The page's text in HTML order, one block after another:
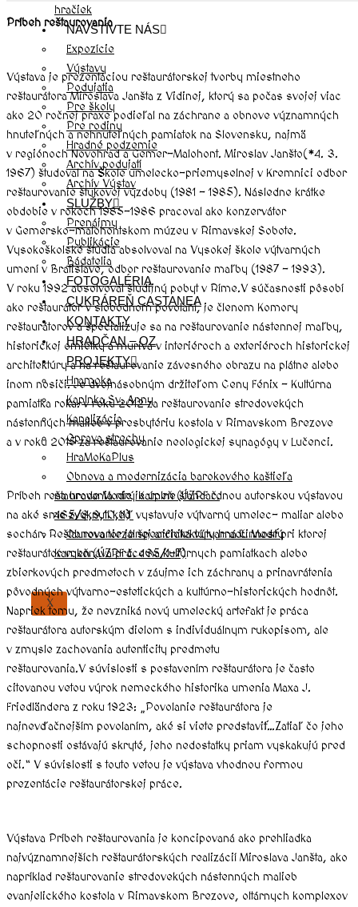
hračiek
NAVŠTÍVTE NÁS
Expozície
Výstavy
Podujatia
Pre školy
Pre rodiny
Hradné podzemie
Archív podujatí
Archív Výstav
SLUŽBY
Prenájmy
Publikácie
Bádatelia
FOTOGALÉRIA
CUKRÁREŇ CASTANEA
KONTAKTY
HRADČAN – OZ
PROJEKTY
Hramoka
Kaplnka Sv. Anny
Kanalizácia
Oprava strechy
HraMoKaPlus
Obnova a modernizácia barokového kaštieľa
na hrade Modrý Kameň (ÚZPF č.
465/8,9,10,11)
Obnova torzálnej architektúry hradu Modrý
Kameň (ÚZPF č. 465/1-7)
X
Príbeh reštaurovania
Výstava je prezentáciou reštaurátorskej tvorby miestneho
reštaurátora Miroslava Janšta z Vidinej, ktorý sa počas svojej viac
ako 20 ročnej praxe podieľal na záchrane a obnove významných
hnuteľných a nehnuteľných pamiatok na Slovensku, najmä
v regiónoch Novohrad a Gemer-Malohont. Miroslav Janšto(*4. 3.
1967) študoval na Škole umelecko-priemyselnej v Kremnici odbor
reštaurovanie štukovej výzdoby (1981 – 1985). Následne krátke
obdobie v rokoch 1985-1986 pracoval ako konzervátor
v Gemersko-malohontskom múzeu v Rimavskej Sobote.
Vysokoškolské štúdiá absolvoval na Vysokej škole výtvarných
umení v Bratislave, odbor reštaurovanie maľby (1987 – 1993).
V roku 1992 absolvoval študijný pobyt v Ríme.V súčasnosti pôsobí
ako reštaurátor v slobodnom povolaní, je členom Komory
reštaurátorov a špecializuje sa na reštaurovanie nástennej maľby,
historickej omietky a muriva v interiéroch a exteriéroch historickej
architektúry a na reštaurovanie závesného obrazu na plátne alebo
inom nosiči. Je dvojnásobným držiteľom Ceny Fénix – Kultúrna
pamiatka roka: v roku 2012 za reštaurovanie stredovekých
nástenných malieb v presbytériu kostola v Rimavskom Brezove
a v roku 2015 za reštaurovanie neologickej synagógy v Lučenci.
Príbeh reštaurovania nie je úplne štandardnou autorskou výstavou
na aké sme zvyknutí keď vystavuje výtvarný umelec- maliar alebo
sochár. Reštaurovanie je špecifická výtvarná činnosť pri ktorej
reštaurátor vykonáva práce na kultúrnych pamiatkach alebo
zbierkových predmetoch v záujme ich záchrany a prinavrátenia
pôvodných výtvarno-estetických a kultúrno-historických hodnôt.
Napriek tomu, že nevzniká nový umelecký artefakt je práca
reštaurátora autorským dielom s individuálnym rukopisom, ale
v zmysle zachovania autenticity predmetu
reštaurovania.V súvislosti s postavením reštaurátora je často
citovanou vetou výrok nemeckého historika umenia Maxa J.
Friedländera z roku 1923: „Povolanie reštaurátora je
najnevďačnejším povolaním, aké si viete predstaviť…Zatiaľ čo jeho
schopnosti ostávajú skryté, jeho nedostatky priam vyskakujú pred
oči.“ V súvislosti s touto vetou je výstava vhodnou formou
prezentácie reštaurátorskej práce.
Výstava Príbeh reštaurovania je koncipovaná ako prehliadka
najvýznamnejších reštaurátorských realizácií Miroslava Janšta, ako
napríklad reštaurovanie stredovekých nástenných malieb
evanjelického kostola v Rimavskom Brezove, oltárnych komplexov